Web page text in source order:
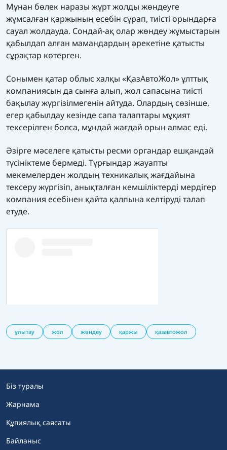
Мұнан бөлек наразы жұрт жолды жөндеуге
жұмсалған қаржының есебін сұрап, тиісті орындарға
сауал жолдауда. Сондай-ақ олар жөндеу жұмыстарын
қабылдап алған мамандардың әрекетіне қатысты
сұрақтар көтерген.
Сонымен қатар облыс халқы «ҚазАвтоЖол» ұлттық
компаниясын да сынға алып, жол сапасына тиісті
бақылау жүргізілмегенін айтуда. Олардың сөзінше,
егер қабылдау кезінде сапа талаптары мұқият
тексерілген болса, мұндай жағдай орын алмас еді.
Әзірге мәселеге қатысты ресми органдар ешқандай
түсініктеме бермеді. Тұрғындар жауапты
мекемелерден жолдың техникалық жағдайына
тексеру жүргізіп, анықталған кемшіліктерді мердігер
компания есебінен қайта қалпына келтіруді талап
етуде.
ұлытау жол жөндеу қаржы қазавтожол
Біз туралы
Жарнама
Құпиялық саясаты
Байланыс